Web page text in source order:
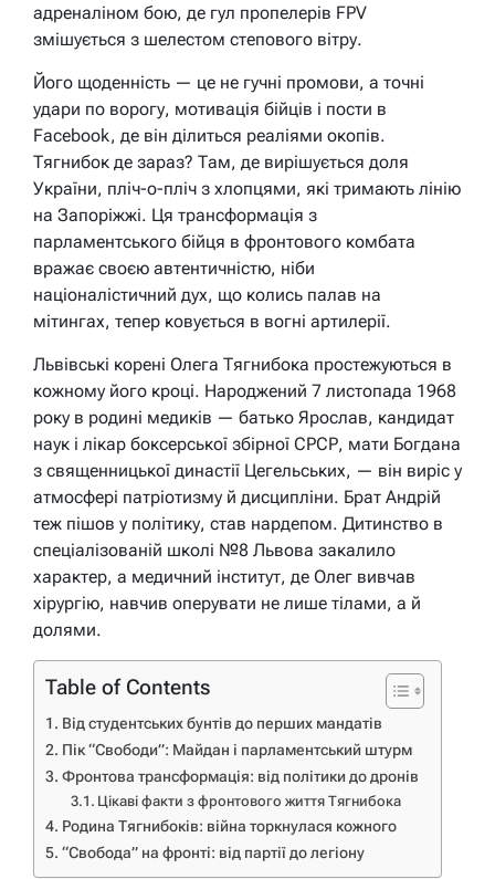
адреналіном бою, де гул пропелерів FPV
змішується з шелестом степового вітру.
Його щоденність — це не гучні промови, а точні
удари по ворогу, мотивація бійців і пости в
Facebook, де він ділиться реаліями окопів.
Тягнибок де зараз? Там, де вирішується доля
України, пліч-о-пліч з хлопцями, які тримають лінію
на Запоріжжі. Ця трансформація з
парламентського бійця в фронтового комбата
вражає своєю автентичністю, ніби
націоналістичний дух, що колись палав на
мітингах, тепер ковується в вогні артилерії.
Львівські корені Олега Тягнибока простежуються в
кожному його кроці. Народжений 7 листопада 1968
року в родині медиків — батько Ярослав, кандидат
наук і лікар боксерської збірної СРСР, мати Богдана
з священницької династії Цегельських, — він виріс у
атмосфері патріотизму й дисципліни. Брат Андрій
теж пішов у політику, став нардепом. Дитинство в
спеціалізованій школі №8 Львова закалило
характер, а медичний інститут, де Олег вивчав
хірургію, навчив оперувати не лише тілами, а й
долями.
Table of Contents
Від студентських бунтів до перших мандатів
Пік “Свободи”: Майдан і парламентський штурм
Фронтова трансформація: від політики до дронів
Цікаві факти з фронтового життя Тягнибока
Родина Тягнибоків: війна торкнулася кожного
“Свобода” на фронті: від партії до легіону